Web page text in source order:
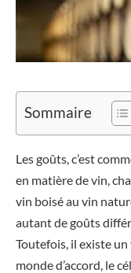
Sommaire
Les goûts, c’est
en matière de vin,
vin boisé au vin
autant de goûts
Toutefois, il existe
monde d’accord, le